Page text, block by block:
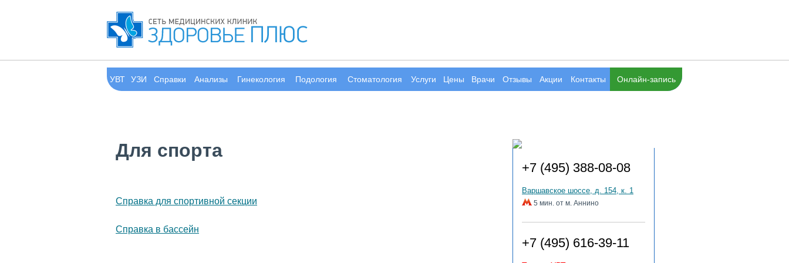
УВТ УЗИ Справки Анализы Гинекология Подология Стоматология Услуги Цены Врачи Отзывы Акции Контакты Онлайн-запись
Для спорта
Справка для спортивной секции
Справка в бассейн
+7 (495) 388-08-08
Варшавское шоссе, д. 154, к. 1
5 мин. от м. Аннино
+7 (495) 616-39-11